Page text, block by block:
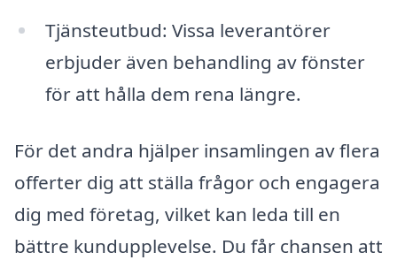
Tjänsteutbud: Vissa leverantörer
erbjuder även behandling av fönster
för att hålla dem rena längre.
För det andra hjälper insamlingen av flera
offerter dig att ställa frågor och engagera
dig med företag, vilket kan leda till en
bättre kundupplevelse. Du får chansen att